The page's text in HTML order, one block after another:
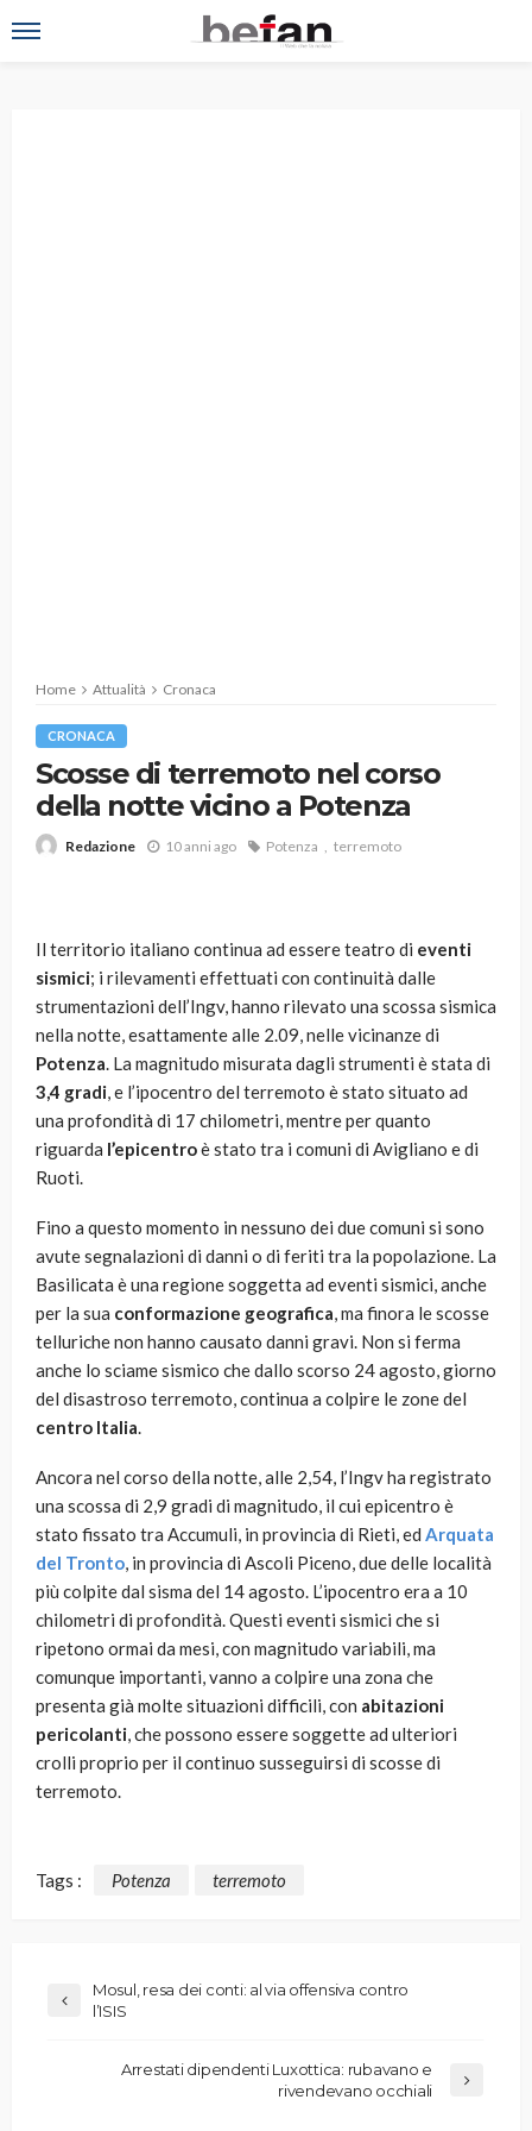
Home Attualità Cronaca
CRONACA
Scosse di terremoto nel corso
della notte vicino a Potenza
Redazione 10 anni ago Potenza terremoto
Il territorio italiano continua ad essere teatro di eventi
sismici; i rilevamenti effettuati con continuità dalle
strumentazioni dell’Ingv, hanno rilevato una scossa sismica
nella notte, esattamente alle 2.09, nelle vicinanze di
Potenza. La magnitudo misurata dagli strumenti è stata di
3,4 gradi, e l’ipocentro del terremoto è stato situato ad
una profondità di 17 chilometri, mentre per quanto
riguarda l’epicentroè stato tra i comuni di Avigliano e di
Ruoti.
Fino a questo momento in nessuno dei due comuni si sono
avute segnalazioni di danni o di feriti tra la popolazione. La
Basilicata è una regione soggetta ad eventi sismici, anche
per la sua conformazione geografica, ma finora le scosse
telluriche non hanno causato danni gravi. Non si ferma
anche lo sciame sismico che dallo scorso 24 agosto, giorno
del disastroso terremoto, continua a colpire le zone del
centro Italia.
Ancora nel corso della notte, alle 2,54, l’Ingv ha registrato
una scossa di 2,9 gradi di magnitudo, il cui epicentro è
stato fissato tra Accumuli, in provincia di Rieti, ed Arquata
del Tronto, in provincia di Ascoli Piceno, due delle località
più colpite dal sisma del 14 agosto. L’ipocentro era a 10
chilometri di profondità. Questi eventi sismici che si
ripetono ormai da mesi, con magnitudo variabili, ma
comunque importanti, vanno a colpire una zona che
presenta già molte situazioni difficili, con abitazioni
pericolanti, che possono essere soggette ad ulteriori
crolli proprio per il continuo susseguirsi di scosse di
terremoto.
Tags : Potenza terremoto
Mosul, resa dei conti: al via offensiva contro
l’ISIS
Arrestati dipendenti Luxottica: rubavano e
rivendevano occhiali